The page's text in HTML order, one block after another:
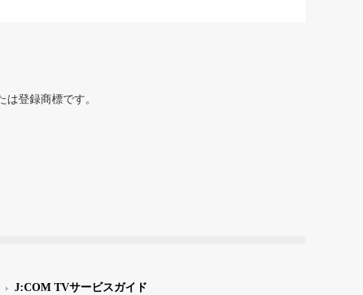
登録商標です。
J:COM TVサービスガイド